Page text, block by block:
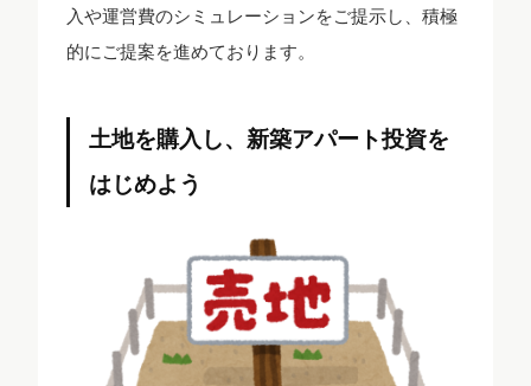
入や運営費のシミュレーションをご提示し、積極
的にご提案を進めております。
土地を購入し、新築アパート投資を
はじめよう